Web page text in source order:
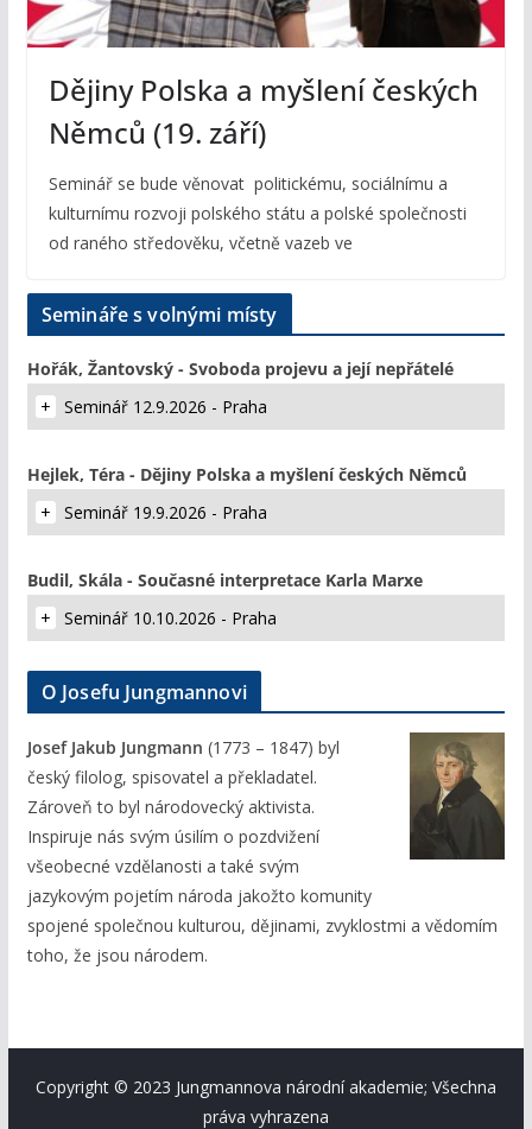
Dějiny Polska a myšlení českých
Němců (19. září)
Seminář se bude věnovat politickému, sociálnímu a
kulturnímu rozvoji polského státu a polské společnosti
od raného středověku, včetně vazeb ve
Semináře s volnými místy
Hořák, Žantovský - Svoboda projevu a její nepřátelé
Seminář 12.9.2026 - Praha
Hejlek, Téra - Dějiny Polska a myšlení českých Němců
Seminář 19.9.2026 - Praha
Budil, Skála - Současné interpretace Karla Marxe
Seminář 10.10.2026 - Praha
O Josefu Jungmannovi
Josef Jakub Jungmann (1773 – 1847) byl
český filolog, spisovatel a překladatel.
Zároveň to byl národovecký aktivista.
Inspiruje nás svým úsilím o pozdvižení
všeobecné vzdělanosti a také svým
jazykovým pojetím národa jakožto komunity
spojené společnou kulturou, dějinami, zvyklostmi a vědomím
toho, že jsou národem.
Copyright © 2023 Jungmannova národní akademie; Všechna
práva vyhrazena